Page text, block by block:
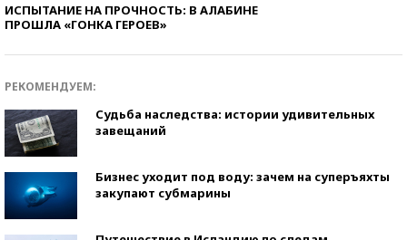
ИСПЫТАНИЕ НА ПРОЧНОСТЬ: В АЛАБИНЕ
ПРОШЛА «ГОНКА ГЕРОЕВ»
РЕКОМЕНДУЕМ:
Судьба наследства: истории удивительных
завещаний
Бизнес уходит под воду: зачем на суперъяхты
закупают субмарины